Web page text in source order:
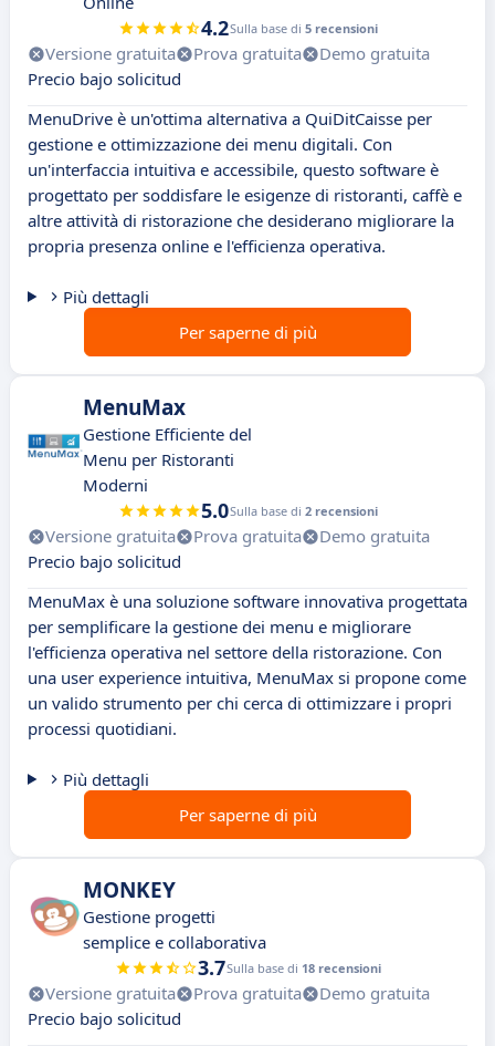
4.2Sulla base di 5 recensioni
Versione gratuita Prova gratuita
Demo gratuita
Precio bajo solicitud
MenuDrive è un'ottima alternativa a QuiDitCaisse per
gestione e ottimizzazione dei menu digitali. Con
un'interfaccia intuitiva e accessibile, questo software è
progettato per soddisfare le esigenze di ristoranti, caffè e
altre attività di ristorazione che desiderano migliorare la
propria presenza online e l'efficienza operativa.
Più dettagli
Per saperne di più
MenuMax
Gestione Efficiente del
Menu per Ristoranti
Moderni
5.0Sulla base di 2 recensioni
Versione gratuita Prova gratuita
Demo gratuita
Precio bajo solicitud
MenuMax è una soluzione software innovativa progettata
per semplificare la gestione dei menu e migliorare
l'efficienza operativa nel settore della ristorazione. Con
una user experience intuitiva, MenuMax si propone come
un valido strumento per chi cerca di ottimizzare i propri
processi quotidiani.
Più dettagli
Per saperne di più
MONKEY
Gestione progetti
semplice e collaborativa
3.7Sulla base di 18 recensioni
Versione gratuita Prova gratuita
Demo gratuita
Precio bajo solicitud